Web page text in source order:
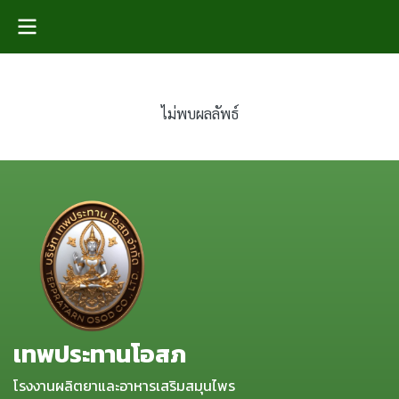
ไม่พบผลลัพธ์
เทพประทานโอสภ
โรงงานผลิตยาและอาหารเสริมสมุนไพร